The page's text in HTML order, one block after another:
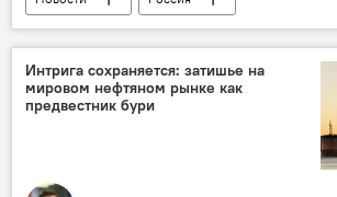
Магаданская область РФ
губернатор Магаданской области Сергей Носов
северное сияние
Солнце
Интрига сохраняется: затишье на
мировом нефтяном рынке как
предвестник бури